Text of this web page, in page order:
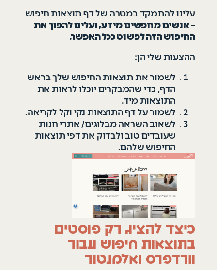
עלינו להתמקד במטרה של דף תוצאות חיפוש
–אנשים מחפשים מידע, ועלינו להפוך את
החיפוש הזה לפשוט ככל האפשר.
ההצעות שלי הן:
לשמור את תוצאות החיפוש שלך בראש
הדף, כדי שהמבקרים יוכלו לראות את
התוצאות מיד.
לשמור על דף התוצאות נקי וקל לקריאה.
לשאוב השראה מבלוגים/ אתרי חנות
שעובדים טוב ולבדוק את דפי תוצאות
החיפוש שלהם.
כיצד להציג רק פוסטים
בתוצאות חיפוש עבור
וורדפרס ואלמנטור